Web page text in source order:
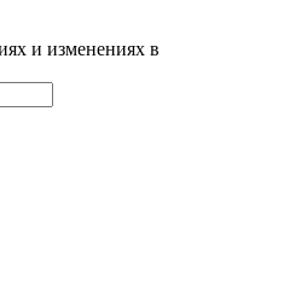
и изменениях в